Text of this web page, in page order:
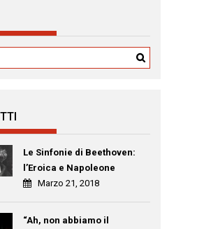
Le Sinfonie di Beethoven:
l’Eroica e Napoleone
Marzo 21, 2018
“Ah, non abbiamo il